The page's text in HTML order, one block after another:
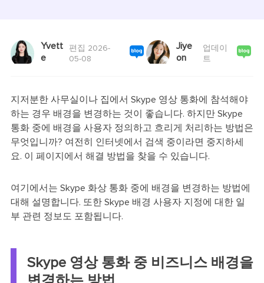
Yvett
e
편집 2026-
05-08
Jiye
on
업데이
트
지저분한 사무실이나 집에서 Skype 영상 통화에 참석해야
하는 경우 배경을 변경하는 것이 좋습니다. 하지만 Skype
통화 중에 배경을 사용자 정의하고 흐리게 처리하는 방법은
무엇입니까? 여전히 인터넷에서 검색 중이라면 중지하세
요. 이 페이지에서 해결 방법을 찾을 수 있습니다.
여기에서는 Skype 화상 통화 중에 배경을 변경하는 방법에
대해 설명합니다. 또한 Skype 배경 사용자 지정에 대한 일
부 관련 정보도 포함됩니다.
Skype 영상 통화 중 비즈니스 배경을